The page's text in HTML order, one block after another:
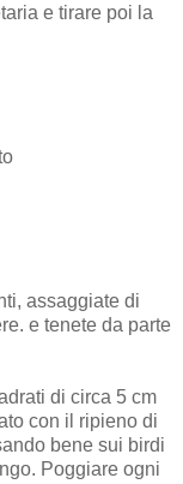
e tirare poi la
assaggiate di
e tenete da parte
di circa 5 cm
con il ripieno di
bene sui birdi
Poggiare ogni